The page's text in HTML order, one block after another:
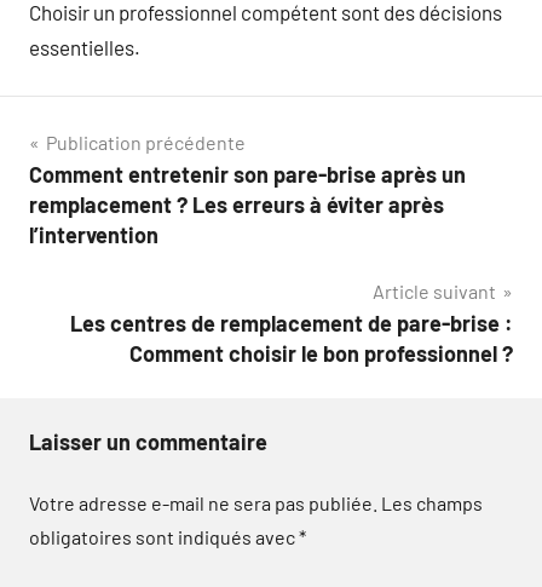
Choisir un professionnel compétent sont des décisions
essentielles.
Navigation
de
l’article
Publication précédente
Comment entretenir son pare-brise après un
remplacement ? Les erreurs à éviter après
l’intervention
Article suivant
Les centres de remplacement de pare-brise :
Comment choisir le bon professionnel ?
Laisser un commentaire
Votre adresse e-mail ne sera pas publiée. Les champs
obligatoires sont indiqués avec*